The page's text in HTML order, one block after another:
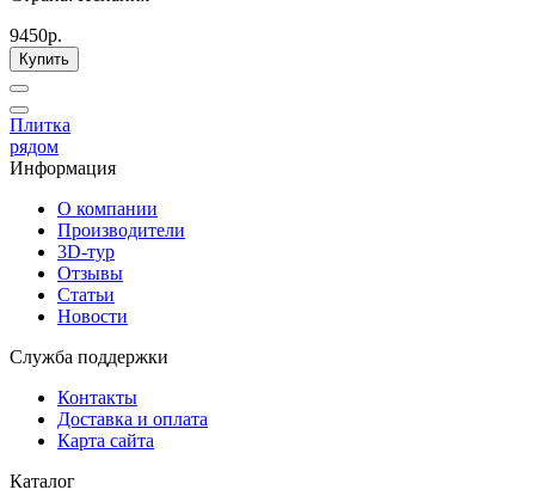
9450р.
Купить
Плитка
рядом
Информация
О компании
Производители
3D-тур
Отзывы
Статьи
Новости
Служба поддержки
Контакты
Доставка и оплата
Карта сайта
Каталог